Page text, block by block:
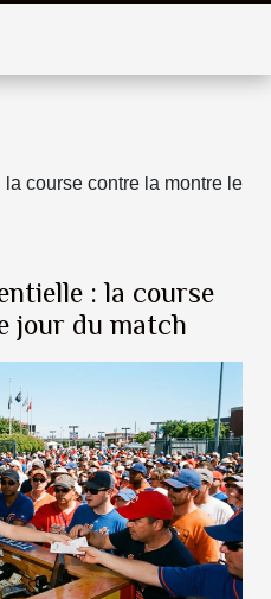
course contre la montre le
: la course
jour du match